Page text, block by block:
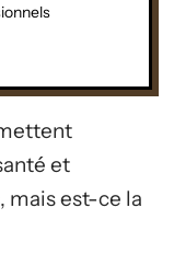
et
mais est-ce la